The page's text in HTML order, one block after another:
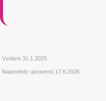
Vydáno31.1.2025
Naposledy upraveno 17.6.2026